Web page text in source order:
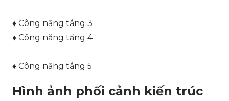
♦ Công năng tầng 3
♦ Công năng tầng 4
♦ Công năng tầng 5
Hình ảnh phối cảnh kiến trúc